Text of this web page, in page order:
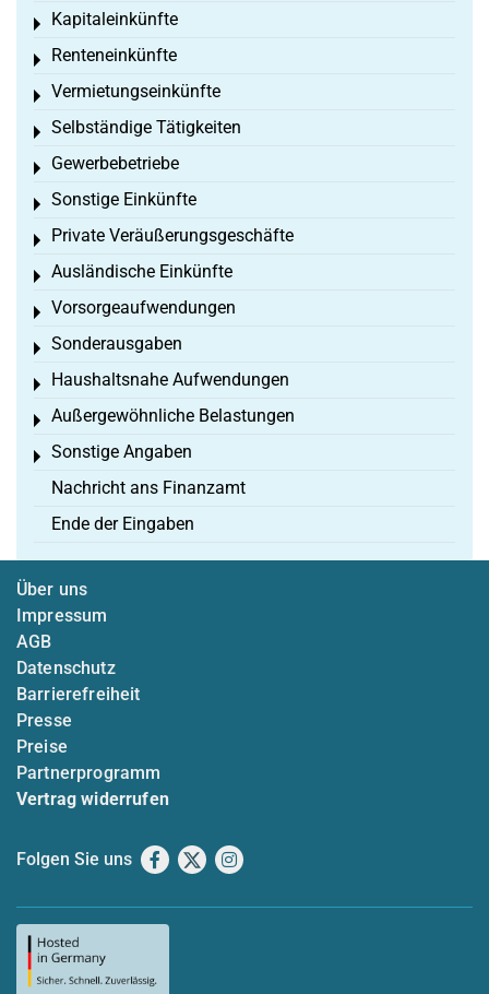
Kapitaleinkünfte
Toggle menu
Renteneinkünfte
Toggle menu
Vermietungseinkünfte
Toggle menu
Selbständige Tätigkeiten
Toggle menu
Gewerbebetriebe
Toggle menu
Sonstige Einkünfte
Toggle menu
Private Veräußerungsgeschäfte
Toggle menu
Ausländische Einkünfte
Toggle menu
Vorsorgeaufwendungen
Toggle menu
Sonderausgaben
Toggle menu
Haushaltsnahe Aufwendungen
Toggle menu
Außergewöhnliche Belastungen
Toggle menu
Sonstige Angaben
Toggle menu
Nachricht ans Finanzamt
Ende der Eingaben
Über uns
Impressum
AGB
Datenschutz
Barrierefreiheit
Presse
Preise
Partnerprogramm
Vertrag widerrufen
Folgen Sie uns Facebook
X Instagram